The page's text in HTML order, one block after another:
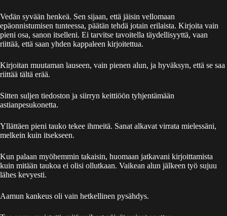
Vedän syvään henkeä. Sen sijaan, että jäisin vellomaan
epäonnistumisen tunteessa, päätän tehdä jotain erilaista. Kirjoita vain
pieni osa, sanon itselleni. Ei tarvitse tavoitella täydellisyyttä, vaan
riittää, että saan yhden kappaleen kirjoitettua.
Kirjoitan muutaman lauseen, vain pienen alun, ja hyväksyn, että se saa
riittää tältä erää.
Sitten suljen tiedoston ja siirryn keittiöön tyhjentämään
astianpesukonetta.
Yllättäen pieni tauko tekee ihmeitä. Sanat alkavat virrata mielessäni,
melkein kuin itsekseen.
Kun palaan myöhemmin takaisin, huomaan jatkavani kirjoittamista
kuin mitään taukoa ei olisi ollutkaan. Vaikean alun jälkeen työ sujuu
lähes kevyesti.
Aamun kankeus oli vain hetkellinen pysähdys.